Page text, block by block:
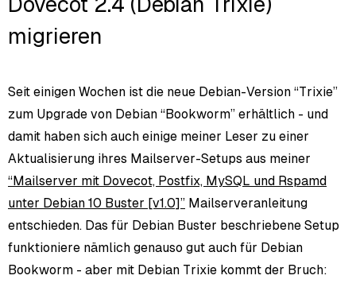
migrieren
Seit einigen Wochen ist die neue Debian-Version “Trixie”
zum Upgrade von Debian “Bookworm” erhältlich - und
damit haben sich auch einige meiner Leser zu einer
Aktualisierung ihres Mailserver-Setups aus meiner
“Mailserver mit Dovecot, Postfix, MySQL und Rspamd
unter Debian 10 Buster [v1.0]” Mailserveranleitung
entschieden. Das für Debian Buster beschriebene Setup
funktioniere nämlich genauso gut auch für Debian
Bookworm - aber mit Debian Trixie kommt der Bruch: